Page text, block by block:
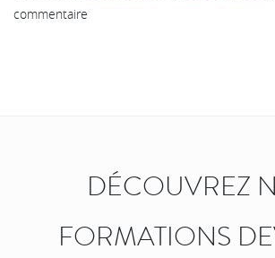
commentaire
DÉCOUVREZ
FORMATIONS